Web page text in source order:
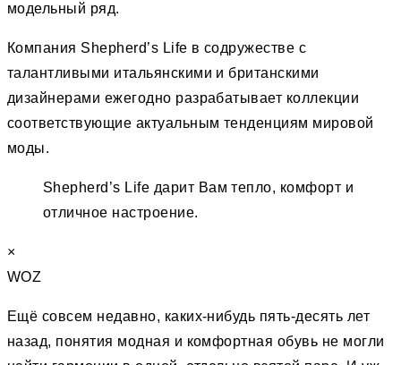
модельный ряд.
Компания Shepherd’s Life в содружестве с
талантливыми итальянскими и британскими
дизайнерами ежегодно разрабатывает коллекции
соответствующие актуальным тенденциям мировой
моды.
Shepherd’s Life дарит Вам тепло, комфорт и
отличное настроение.
×
WOZ
Ещё совсем недавно, каких-нибудь пять-десять лет
назад, понятия модная и комфортная обувь не могли